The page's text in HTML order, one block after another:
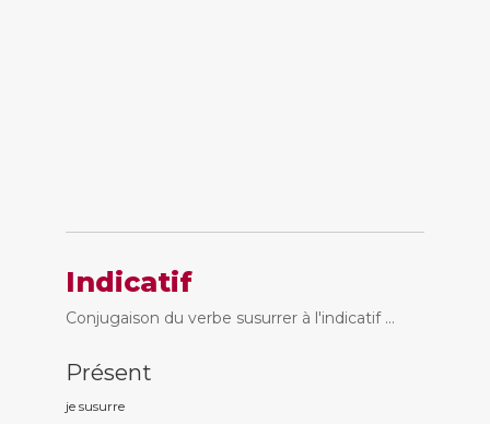
Indicatif
Conjugaison du verbe susurrer à l'indicatif ...
Présent
je susurre